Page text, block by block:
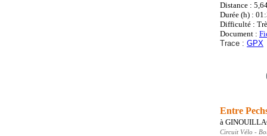
Distance :
Durée (h) :
Difficulté :
Document :
Trace : GPX
Entre
à
Circuit Vélo -